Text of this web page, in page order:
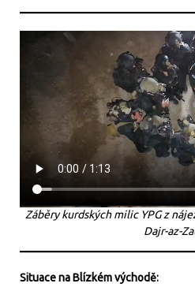
Záběry kurdských milic YPG z
Dajr-az-
Situace na Blízkém východě: